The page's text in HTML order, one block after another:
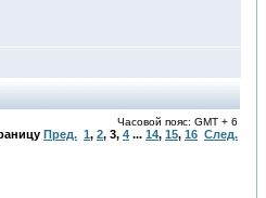
Часовой пояс: GMT + 6
Пред. 1, 2, 3, 4 ... 14, 15, 16 След.